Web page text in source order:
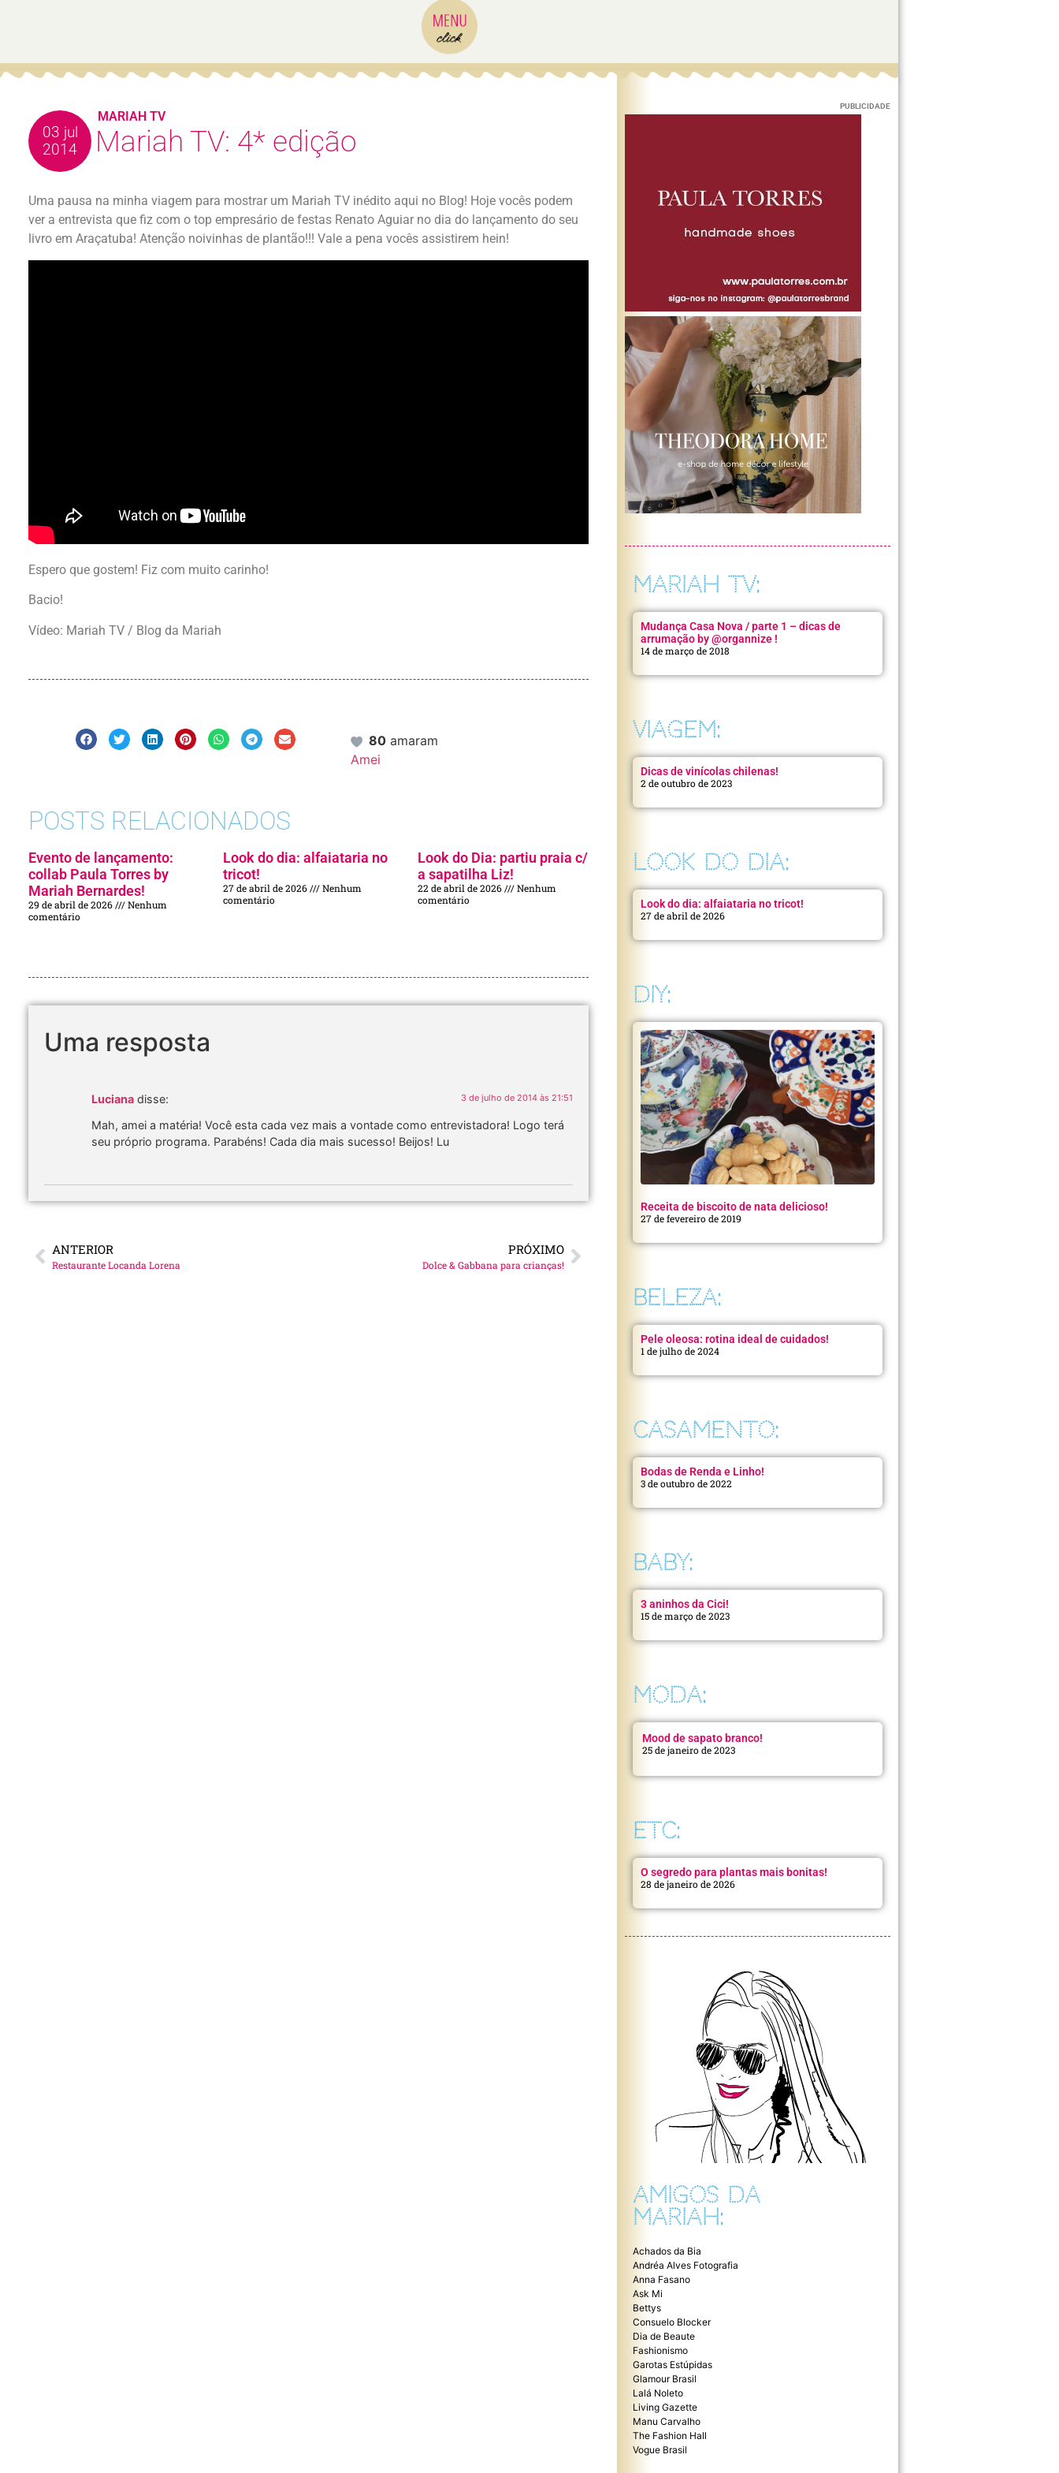
03 jul
2014
Mariah TV: 4* edição
Uma pausa na minha viagem para mostrar um Mariah TV inédito aqui no Blog! Hoje vocês podem
ver a entrevista que fiz com o top empresário de festas Renato Aguiar no dia do lançamento do seu
livro em Araçatuba! Atenção noivinhas de plantão!!! Vale a pena vocês assistirem hein!
Espero que gostem! Fiz com muito carinho!
Bacio!
Vídeo: Mariah TV / Blog da Mariah
80 amaram
Amei
POSTS RELACIONADOS
Evento de lançamento:
collab Paula Torres by
Mariah Bernardes!
29 de abril de 2026
Nenhum
comentário
Look do dia: alfaiataria no
tricot!
27 de abril de 2026
Nenhum
comentário
Look do Dia: partiu praia c/
a sapatilha Liz!
22 de abril de 2026
Nenhum
comentário
Uma resposta
Luciana disse: 3 de julho de 2014 às 21:51
Mah, amei a matéria! Você esta cada vez mais a vontade como entrevistadora! Logo terá
seu próprio programa. Parabéns! Cada dia mais sucesso! Beijos! Lu
ANTERIOR
Restaurante Locanda Lorena
PRÓXIMO
Dolce & Gabbana para crianças!
MARIAH TV
PUBLICIDADE
MARIAH TV:
Mudança Casa Nova / parte 1 – dicas de
arrumação by @organnize !
14 de março de 2018
VIAGEM:
Dicas de vinícolas chilenas!
2 de outubro de 2023
LOOK DO DIA:
Look do dia: alfaiataria no tricot!
27 de abril de 2026
DIY:
Receita de biscoito de nata delicioso!
27 de fevereiro de 2019
BELEZA:
Pele oleosa: rotina ideal de cuidados!
1 de julho de 2024
CASAMENTO:
Bodas de Renda e Linho!
3 de outubro de 2022
BABY:
3 aninhos da Cici!
15 de março de 2023
MODA:
Mood de sapato branco!
25 de janeiro de 2023
ETC:
O segredo para plantas mais bonitas!
28 de janeiro de 2026
AMIGOS DA
MARIAH:
Achados da Bia
Andréa Alves Fotografia
Anna Fasano
Ask Mi
Bettys
Consuelo Blocker
Dia de Beaute
Fashionismo
Garotas Estúpidas
Glamour Brasil
Lalá Noleto
Living Gazette
Manu Carvalho
The Fashion Hall
Vogue Brasil